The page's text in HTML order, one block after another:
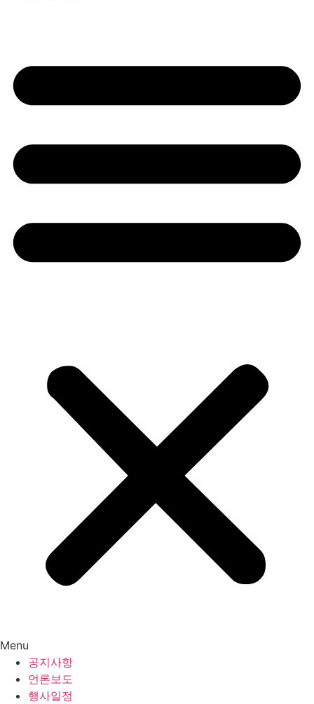
Menu
공지사항
언론보도
행사일정